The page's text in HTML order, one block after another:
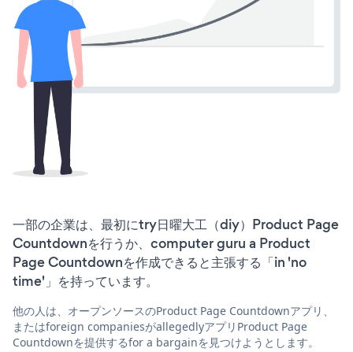
一部の企業は、最初にtry日曜大工（diy）Product Page
Countdownを行うか、computer guru a Product
Page Countdownを作成できると主張する「in 'no
time'」を持っています。
他の人は、オープンソースのProduct Page Countdownアプリ、
またはforeign companiesがallegedlyアプリProduct Page
Countdownを提供するfor a bargainを見つけようとします。